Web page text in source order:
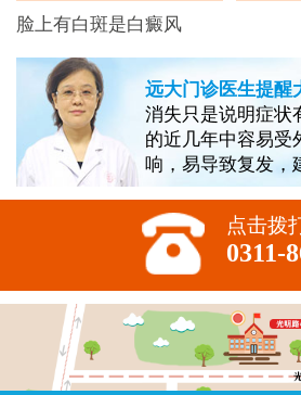
脸上有白斑是白癜风
远大门诊医生提醒
消失只是说明症状
的近几年中容易受
响，易导致复发，
点击拨
0311-